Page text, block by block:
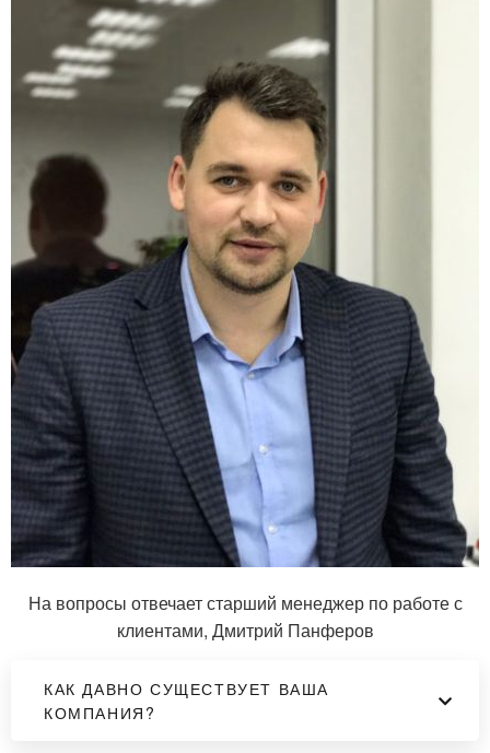
На вопросы отвечает старший менеджер по работе с
клиентами, Дмитрий Панферов
КАК ДАВНО СУЩЕСТВУЕТ ВАША
КОМПАНИЯ?